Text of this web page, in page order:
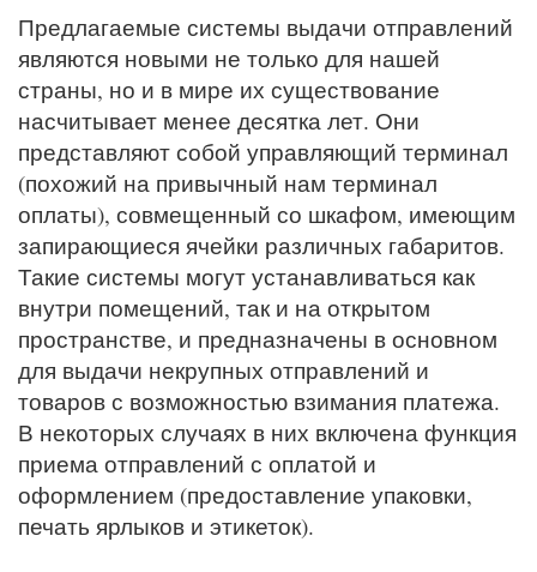
Предлагаемые системы выдачи отправлений
являются новыми не только для нашей
страны, но и в мире их существование
насчитывает менее десятка лет. Они
представляют собой управляющий терминал
(похожий на привычный нам терминал
оплаты), совмещенный со шкафом, имеющим
запирающиеся ячейки различных габаритов.
Такие системы могут устанавливаться как
внутри помещений, так и на открытом
пространстве, и предназначены в основном
для выдачи некрупных отправлений и
товаров с возможностью взимания платежа.
В некоторых случаях в них включена функция
приема отправлений с оплатой и
оформлением (предоставление упаковки,
печать ярлыков и этикеток).